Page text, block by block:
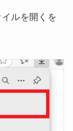
ルを開くを